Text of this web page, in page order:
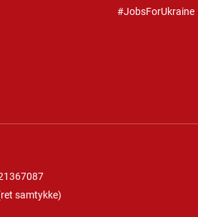
#JobsForUkraine
ret samtykke)